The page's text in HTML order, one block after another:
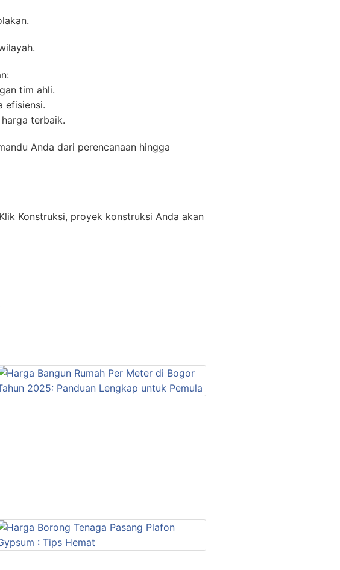
tim ahli.
efisiensi.
terbaik.
Anda dari perencanaan hingga
Konstruksi, proyek konstruksi Anda akan